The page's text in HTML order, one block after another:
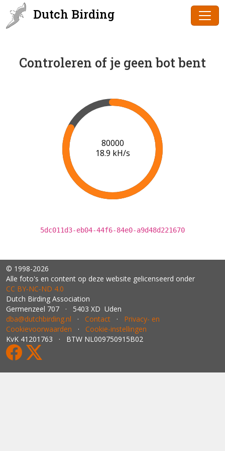
Dutch Birding
Controleren of je geen bot bent
82000
19.0 kH/s
5dc011d3-eb04-44f6-84e0-a9d48d221670
© 1998-2026
Alle foto's en content op deze website gelicenseerd onder
CC BY‑NC‑ND 4.0
Dutch Birding Association
Germenzeel 707 · 5403 XD Uden
dba@dutchbirding.nl · Contact · Privacy- en
Cookievoorwaarden · Cookie-instellingen
KvK 41201763 · BTW NL009750915B02